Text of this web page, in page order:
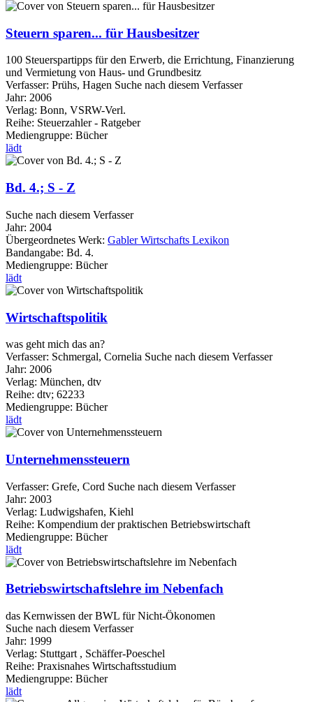
Steuern sparen... für Hausbesitzer
100 Steuerspartipps für den Erwerb, die Errichtung, Finanzierung
und Vermietung von Haus- und Grundbesitz
Verfasser: Prühs, Hagen Suche nach diesem Verfasser
Jahr: 2006
Verlag: Bonn, VSRW-Verl.
Reihe: Steuerzahler - Ratgeber
Mediengruppe: Bücher
lädt
Bd. 4.; S - Z
Suche nach diesem Verfasser
Jahr: 2004
Übergeordnetes Werk: Gabler Wirtschafts Lexikon
Bandangabe: Bd. 4.
Mediengruppe: Bücher
lädt
Wirtschaftspolitik
was geht mich das an?
Verfasser: Schmergal, Cornelia Suche nach diesem Verfasser
Jahr: 2006
Verlag: München, dtv
Reihe: dtv; 62233
Mediengruppe: Bücher
lädt
Unternehmenssteuern
Verfasser: Grefe, Cord Suche nach diesem Verfasser
Jahr: 2003
Verlag: Ludwigshafen, Kiehl
Reihe: Kompendium der praktischen Betriebswirtschaft
Mediengruppe: Bücher
lädt
Betriebswirtschaftslehre im Nebenfach
das Kernwissen der BWL für Nicht-Ökonomen
Suche nach diesem Verfasser
Jahr: 1999
Verlag: Stuttgart , Schäffer-Poeschel
Reihe: Praxisnahes Wirtschaftsstudium
Mediengruppe: Bücher
lädt